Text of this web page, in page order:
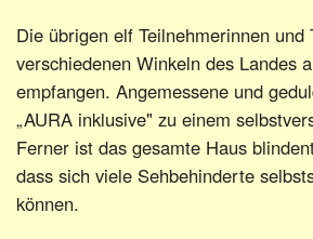
Die übrigen elf Teilnehmerinnen
verschiedenen Winkeln des Landes
empfangen. Angemessene und
„AURA inklusive" zu einem
Ferner ist das gesamte Haus
dass sich viele Sehbehinderte
können.